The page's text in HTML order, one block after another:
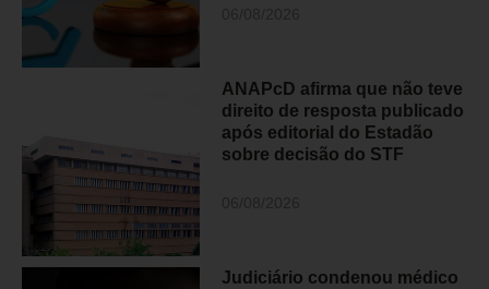
ANAPcD afirma que não teve
direito de resposta publicado
após editorial do Estadão
sobre decisão do STF
Judiciário condenou médico